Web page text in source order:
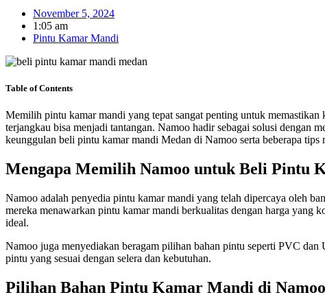
November 5, 2024
1:05 am
Pintu Kamar Mandi
Table of Contents
Memilih pintu kamar mandi yang tepat sangat penting untuk
terjangkau bisa menjadi tantangan. Namoo hadir sebagai solusi dengan
keunggulan beli pintu kamar mandi Medan di Namoo serta beberapa
Mengapa Memilih Namoo untuk Beli Pintu
Namoo adalah penyedia pintu kamar mandi yang telah dipercaya oleh
mereka menawarkan pintu kamar mandi berkualitas dengan harga
ideal.
Namoo juga menyediakan beragam pilihan bahan pintu seperti PVC
pintu yang sesuai dengan selera dan kebutuhan.
Pilihan Bahan Pintu Kamar Mandi di Namoo